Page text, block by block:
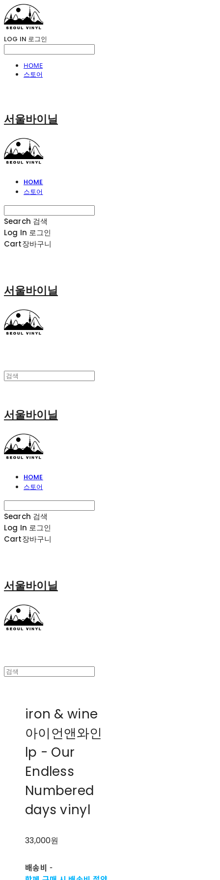
LOG IN 로그인
HOME
스토어
서울바이닐
HOME
스토어
Search 검색
Log In 로그인
Cart장바구니
서울바이닐
서울바이닐
HOME
스토어
Search 검색
Log In 로그인
Cart장바구니
서울바이닐
iron & wine
아이언앤와인
lp - Our
Endless
Numbered
days vinyl
33,000원
배송비 -